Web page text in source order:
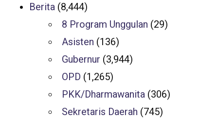
Berita (8,444)
8 Program Unggulan (29)
Asisten (136)
Gubernur (3,944)
OPD (1,265)
PKK/Dharmawanita (306)
Sekretaris Daerah (745)